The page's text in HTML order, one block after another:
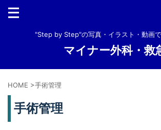
"Step by Step"の写真・イラスト・動画
マイナー外科・救
HOME >手術管理
手術管理